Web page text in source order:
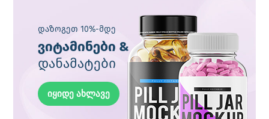
დაზოგეთ 10%-მდე
ვიტამინები &
დანამატები
იყიდე ახლავე